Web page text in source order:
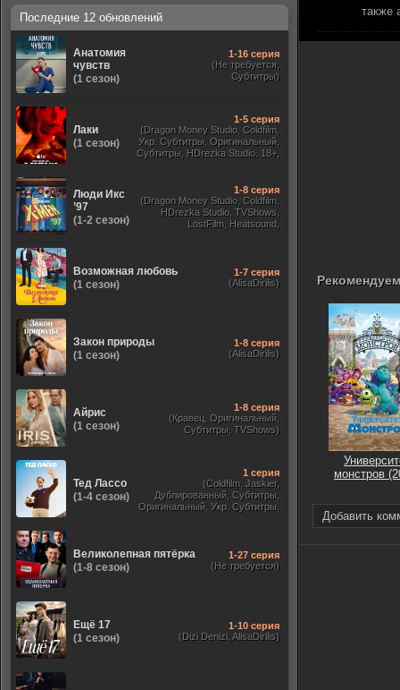
также
монстров
Добавить
Последние 12 обновлений
Анатомия
чувств
(1 сезон)
1-16 серия
(Не требуется,
Субтитры)
Лаки
(1 сезон)
1-5 серия
(Dragon Money Studio, Coldfilm,
Укр. Субтитры, Оригинальный,
Субтитры, HDrezka Studio. 18+,
Люди Икс
’97
(1-2 сезон)
1-8 серия
(Dragon Money Studio, Coldfilm,
HDrezka Studio, TVShows,
LostFilm, Heatsound,
Возможная любовь
(1 сезон)
1-7 серия
(AlisaDirilis)
Закон природы
(1 сезон)
1-8 серия
(AlisaDirilis)
Айрис
(1 сезон)
1-8 серия
(Кравец, Оригинальный,
Субтитры, TVShows)
Тед Лассо
(1-4 сезон)
1 серия
(Coldfilm, Jaskier,
Дублированный, Субтитры,
Оригинальный, Укр. Субтитры,
Великолепная пятёрка
(1-8 сезон)
1-27 серия
(Не требуется)
Ещё 17
(1 сезон)
1-10 серия
(Dizi Denizi, AlisaDirilis)